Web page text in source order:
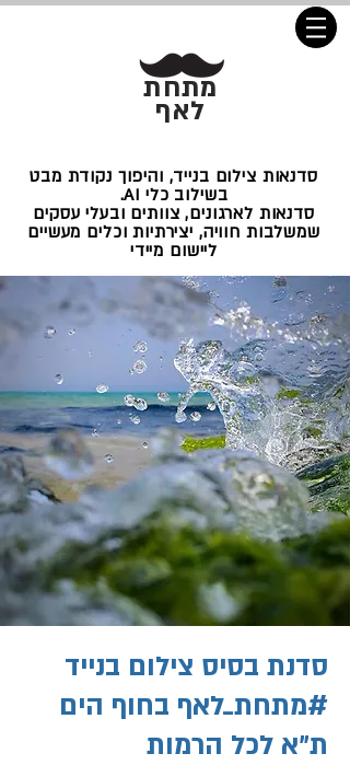
מתחת
לאף
סדנאות צילום בנייד, והיפוך נקודת מבט
בשילוב כלי AI.
סדנאות לארגונים, צוותים ובעלי עסקים
שמשלבות חוויה, יצירתיות וכלים מעשיים
ליישום מיידי
סדנת בסיס צילום בנייד
#מתחת_לאף בחוף הים
ת״א לכל הרמות